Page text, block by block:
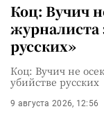
Коц: Вучич
журналиста
русских»
Коц: Вучич не
убийстве русских
9 августа 2026, 12:56